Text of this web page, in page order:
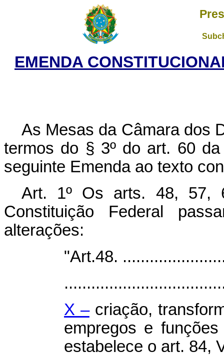
EMENDA
As Mesas da Câmara dos
termos do § 3º do art. 60
seguinte Emenda ao texto
Art. 1º Os arts. 48,
Constituição Federal
alterações:
"Art.48.
X –criação,
empregos e
estabelece o art. 84,